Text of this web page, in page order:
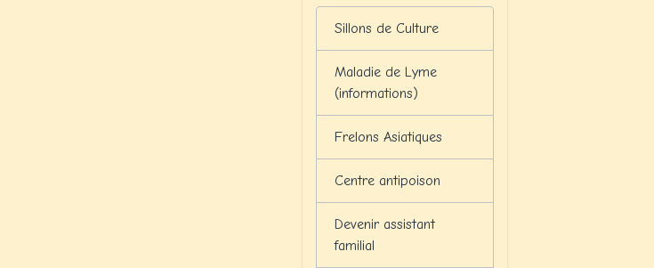
Sillons de Culture
Maladie de Lyme
(informations)
Frelons Asiatiques
Centre antipoison
Devenir assistant
familial